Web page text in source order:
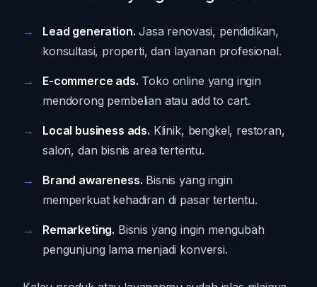
Lead generation. Jasa renovasi, pendidikan,
konsultasi, properti, dan layanan profesional.
E-commerce ads. Toko online yang ingin
mendorong pembelian atau add to cart.
Local business ads. Klinik, bengkel, restoran,
salon, dan bisnis area tertentu.
Brand awareness. Bisnis yang ingin
memperkuat kehadiran di pasar tertentu.
Remarketing. Bisnis yang ingin mengubah
pengunjung lama menjadi konversi.